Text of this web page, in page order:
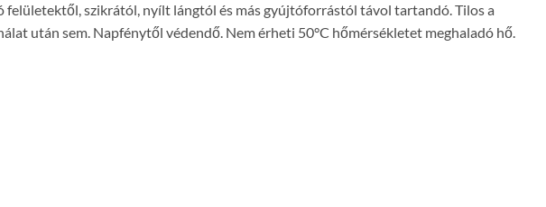
szikrától, nyílt lángtól és más gyújtóforrástól távol tartandó. Tilos a
után sem. Napfénytől védendő. Nem érheti 50°C hőmérsékletet meghaladó hő.